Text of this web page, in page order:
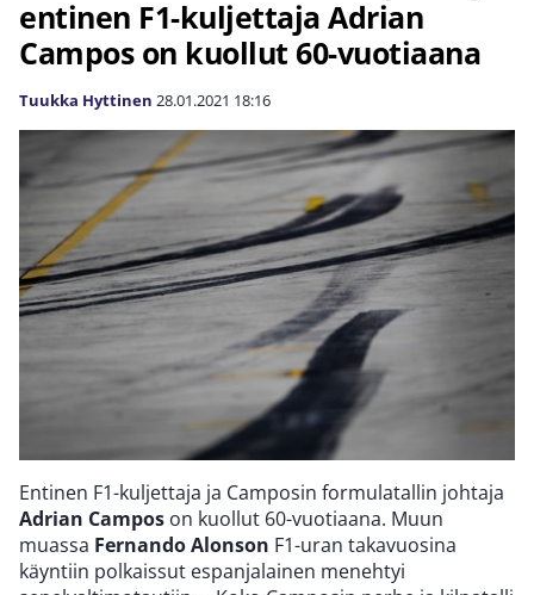
entinen F1-kuljettaja Adrian
Campos on kuollut 60-vuotiaana
Tuukka Hyttinen 28.01.2021 18:16
Entinen F1-kuljettaja ja Camposin formulatallin johtaja
Adrian Campos on kuollut 60-vuotiaana. Muun
muassa Fernando Alonson F1-uran takavuosina
käyntiin polkaissut espanjalainen menehtyi